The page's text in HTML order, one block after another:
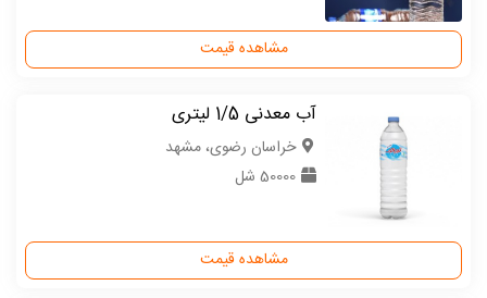
مشاهده قیمت
آب معدنی 1/5 لیتری
خراسان رضوی، مشهد
50000 شل
مشاهده قیمت